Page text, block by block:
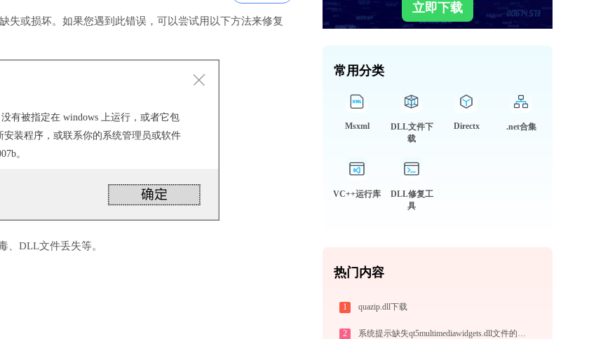
失或损坏。如果您遇到此错误，可以尝试用以下方法来修复
没有被指定在 windows 上运行，或者它包
装程序，或联系你的系统管理员或软件
。
、DLL文件丢失等。
立即下载
常用分类
Msxml
DLL文件下
载
Directx .net合集
VC++运行库
DLL修复工
具
热门内容
1 quazip.dll下载
2 系统提示缺失qt5multimediawidgets.dll文件的解决方法